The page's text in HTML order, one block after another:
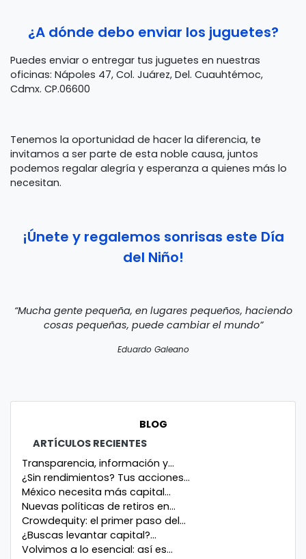
¿A dónde debo enviar los juguetes?
Puedes enviar o entregar tus juguetes en nuestras
oficinas: Nápoles 47, Col. Juárez, Del. Cuauhtémoc,
Cdmx. CP.06600
Tenemos la oportunidad de hacer la diferencia, te
invitamos a ser parte de esta noble causa, juntos
podemos regalar alegría y esperanza a quienes más lo
necesitan.
¡Únete y regalemos sonrisas este Día
del Niño!
“Mucha gente pequeña, en lugares pequeños, haciendo
cosas pequeñas, puede cambiar el mundo”
Eduardo Galeano
BLOG
ARTÍCULOS RECIENTES
Transparencia, información y...
¿Sin rendimientos? Tus acciones...
México necesita más capital...
Nuevas políticas de retiros en...
Crowdequity: el primer paso del...
¿Buscas levantar capital?...
Volvimos a lo esencial: así es...